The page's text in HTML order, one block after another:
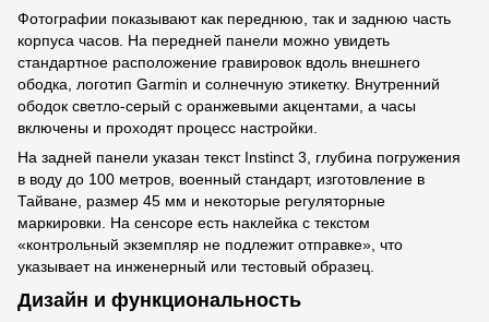
Фотографии показывают как переднюю, так и заднюю часть
корпуса часов. На передней панели можно увидеть
стандартное расположение гравировок вдоль внешнего
ободка, логотип Garmin и солнечную этикетку. Внутренний
ободок светло-серый с оранжевыми акцентами, а часы
включены и проходят процесс настройки.
На задней панели указан текст Instinct 3, глубина погружения
в воду до 100 метров, военный стандарт, изготовление в
Тайване, размер 45 мм и некоторые регуляторные
маркировки. На сенсоре есть наклейка с текстом
«контрольный экземпляр не подлежит отправке», что
указывает на инженерный или тестовый образец.
Дизайн и функциональность